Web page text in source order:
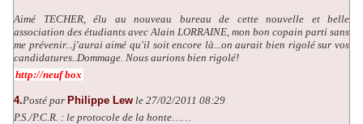
Aimé TECHER, élu au nouveau bureau de cette nouvelle et belle
association des étudiants avec Alain LORRAINE, mon bon copain parti sans
me prévenir...j'aurai aimé qu'il soit encore là...on aurait bien rigolé sur vos
candidatures..Dommage. Nous aurions bien rigolé!
http://neuf box
4.Posté par Philippe Lew le 27/02/2011 08:29
P.S./P.C.R. : le protocole de la honte……